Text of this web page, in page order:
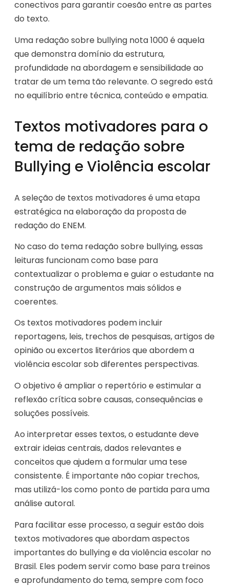
conectivos para garantir coesão entre as partes
do texto.
Uma redação sobre bullying nota 1000 é aquela
que demonstra domínio da estrutura,
profundidade na abordagem e sensibilidade ao
tratar de um tema tão relevante. O segredo está
no equilíbrio entre técnica, conteúdo e empatia.
Textos motivadores para o
tema de redação sobre
Bullying e Violência escolar
A seleção de textos motivadores é uma etapa
estratégica na elaboração da proposta de
redação do ENEM.
No caso do tema redação sobre bullying, essas
leituras funcionam como base para
contextualizar o problema e guiar o estudante na
construção de argumentos mais sólidos e
coerentes.
Os textos motivadores podem incluir
reportagens, leis, trechos de pesquisas, artigos de
opinião ou excertos literários que abordem a
violência escolar sob diferentes perspectivas.
O objetivo é ampliar o repertório e estimular a
reflexão crítica sobre causas, consequências e
soluções possíveis.
Ao interpretar esses textos, o estudante deve
extrair ideias centrais, dados relevantes e
conceitos que ajudem a formular uma tese
consistente. É importante não copiar trechos,
mas utilizá-los como ponto de partida para uma
análise autoral.
Para facilitar esse processo, a seguir estão dois
textos motivadores que abordam aspectos
importantes do bullying e da violência escolar no
Brasil. Eles podem servir como base para treinos
e aprofundamento do tema, sempre com foco